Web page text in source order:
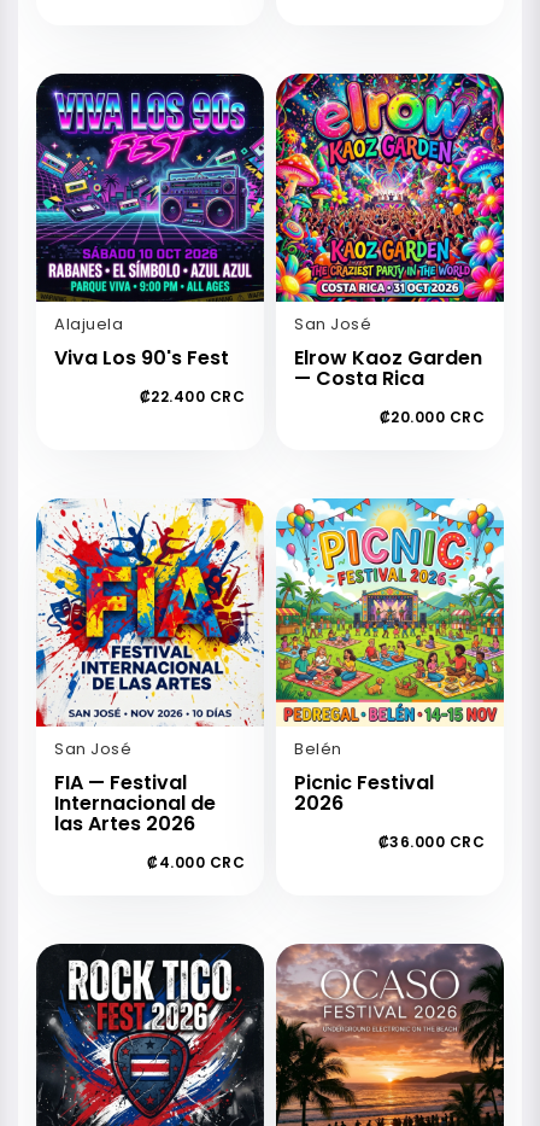
Alajuela
Viva Los 90's Fest
₡22.400 CRC
San José
Elrow Kaoz Garden
— Costa Rica
₡20.000 CRC
San José
FIA — Festival
Internacional de
las Artes 2026
₡4.000 CRC
Belén
Picnic Festival
2026
₡36.000 CRC